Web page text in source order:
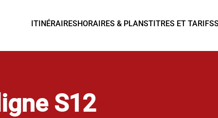
ITINÉRAIRESHORAIRES & PLANSTITRES ET TARIFS
S12